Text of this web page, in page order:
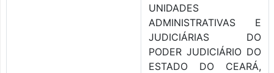
UNIDADES
ADMINISTRATIVAS E
JUDICIÁRIAS DO
PODER JUDICIÁRIO DO
ESTADO DO CEARÁ,